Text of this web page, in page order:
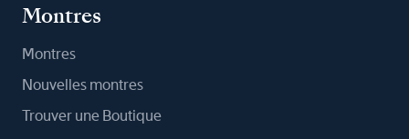
Montres
Montres
Nouvelles montres
Trouver une Boutique